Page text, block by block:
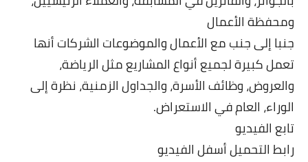
ومحفظة الأعمال
جنبا إلى جنب مع الأعمال والموضوعات الشركات أنها
تعمل كبيرة لجميع أنواع المشاريع مثل الرياضة،
والعروض، وظائف الأسرة، والجداول الزمنية، نظرة إلى
الوراء، العام في الاستعراض.
تابع الفيديو
رابط التحميل أسفل الفيديو